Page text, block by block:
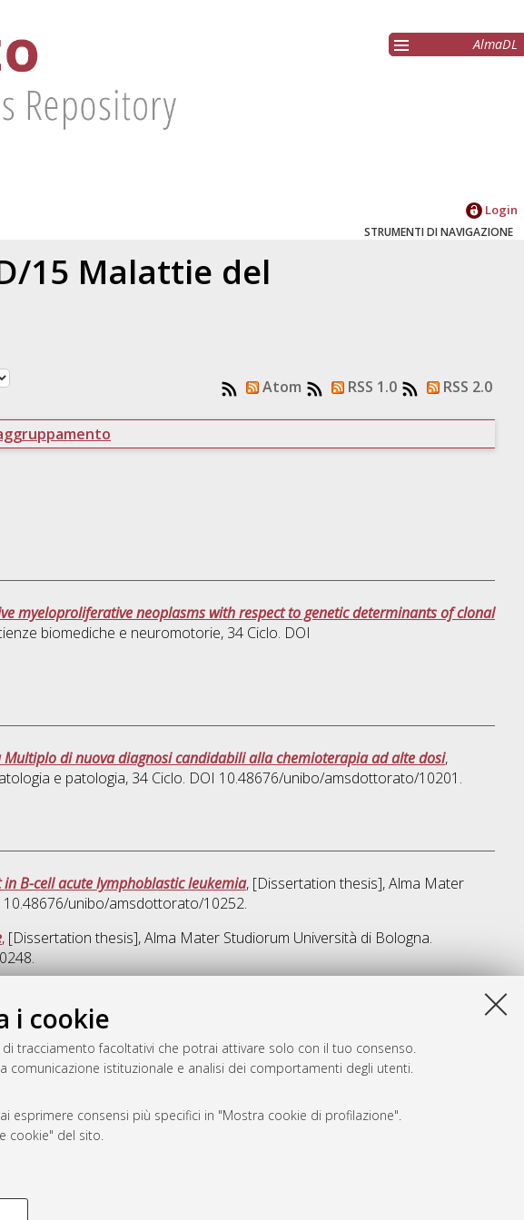
i cookie
tracciamento facoltativi che potrai attivare solo con il tuo consenso.
istituzionale e analisi dei comportamenti degli utenti.
esprimere consensi più specifici in "Mostra cookie di profilazione".
cookie" del sito.
- NECESSARI
AlmaDL
Login
STRUMENTI DI NAVIGAZIONE
15 Malattie del
Atom RSS 1.0 RSS 2.0
myeloproliferative neoplasms with respect to genetic determinants of clonal
biomediche e neuromotorie, 34 Ciclo. DOI
di nuova diagnosi candidabili alla chemioterapia ad alte dosi,
e patologia, 34 Ciclo. DOI 10.48676/unibo/amsdottorato/10201.
B-cell acute lymphoblastic leukemia, [Dissertation thesis], Alma Mater
10.48676/unibo/amsdottorato/10252.
, [Dissertation thesis], Alma Mater Studiorum Università di Bologna.
Questa lista e' stata generata il Thu Aug 6 20:33:22 2026 CEST.